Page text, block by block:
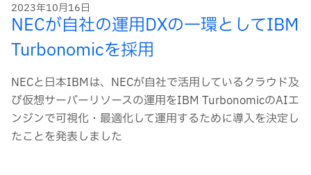
2023年10月16日
NECが自社の運用DXの一環としてIBM
Turbonomicを採用
NECと日本IBMは、NECが自社で活用しているクラウド及
び仮想サーバーリソースの運用をIBM TurbonomicのAIエ
ンジンで可視化・最適化して運用するために導入を決定し
たことを発表しました